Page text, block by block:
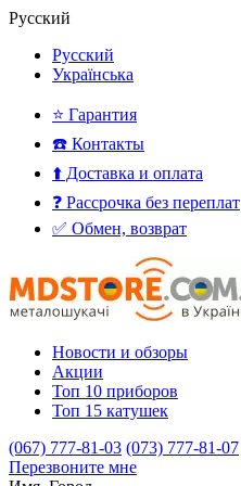
Русский
Русский
Українська
⭐ Гарантия
☎️ Контакты
⬆️ Доставка и оплата
❓ Рассрочка без переплат
✅ Обмен, возврат
Новости и обзоры
Акции
Топ 10 приборов
Топ 15 катушек
(067) 777-81-03 (073) 777-81-07
Перезвоните мне